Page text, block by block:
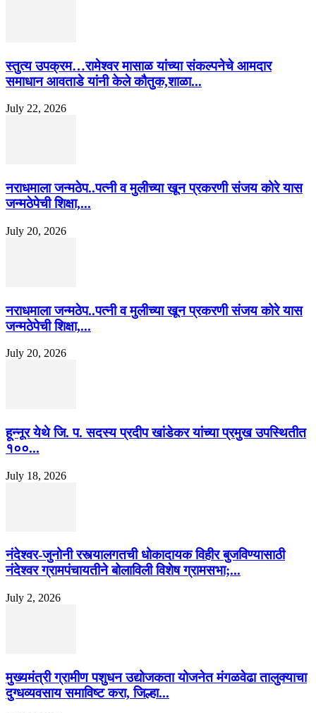
स्तुत्य उपक्रम…रामेश्वर मासाळ यांच्या संकल्पनेचे आमदार
समाधान आवताडे यांनी केले कौतुक,शाळा...
July 22, 2026
नराधमाला जन्मठेप..पत्नी व मुलीच्या खून प्रकरणी संजय कोरे यास
जन्मठेपेची शिक्षा,...
July 20, 2026
नराधमाला जन्मठेप..पत्नी व मुलीच्या खून प्रकरणी संजय कोरे यास
जन्मठेपेची शिक्षा,...
July 20, 2026
हून्नूर येथे जि. प. सदस्य प्रदीप खांडेकर यांच्या प्रमुख उपस्थितीत
१००...
July 18, 2026
नंदेश्वर-जुनोनी रस्त्यालगतची धोकादायक विहीर बुजविण्यासाठी
नंदेश्वर ग्रामपंचायतीने बोलाविली विशेष ग्रामसभा;...
July 2, 2026
मुख्यमंत्री ग्रामीण पशुधन उद्योजकता योजनेत मंगळवेढा तालुक्याचा
दुग्धव्यवसाय समाविष्ट करा, जिल्हा...